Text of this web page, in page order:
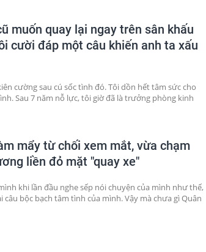
muốn quay lại ngay trên sân khấu
cười đáp một câu khiến anh ta xấu
cường sau cú sốc tình đó. Tôi dồn hết tâm sức cho
Sau 7 năm nỗ lực, tôi giờ đã là trưởng phòng kinh
mẩy từ chối xem mắt, vừa chạm
liền đỏ mặt "quay xe"
khi lần đầu nghe sếp nói chuyện của mình như thế,
câu bộc bạch tâm tình của mình. Vậy mà chưa gì Quân